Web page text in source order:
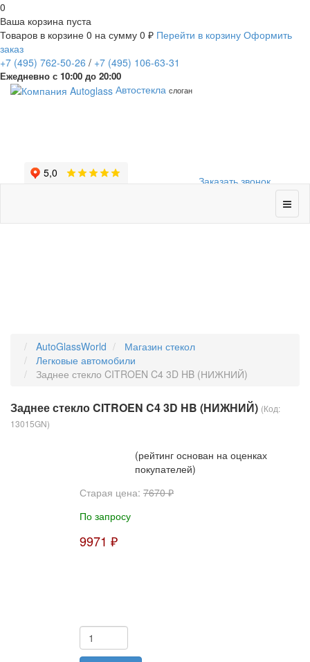
0
Ваша корзина пуста
Товаров в корзине 0 на сумму 0 ₽ Перейти в корзину Оформить
заказ
+7 (495) 762-50-26 / +7 (495) 106-63-31
Ежедневно с 10:00 до 20:00
Заказать звонок
Автостекла слоган
AutoGlassWorld
Магазин стекол
Легковые автомобили
Заднее стекло CITROEN C4 3D HB (НИЖНИЙ)
Заднее стекло CITROEN C4 3D HB (НИЖНИЙ) (Код:
13015GN)
(рейтинг основан на оценках
покупателей)
Старая цена: 7670 ₽
По запросу
9971 ₽